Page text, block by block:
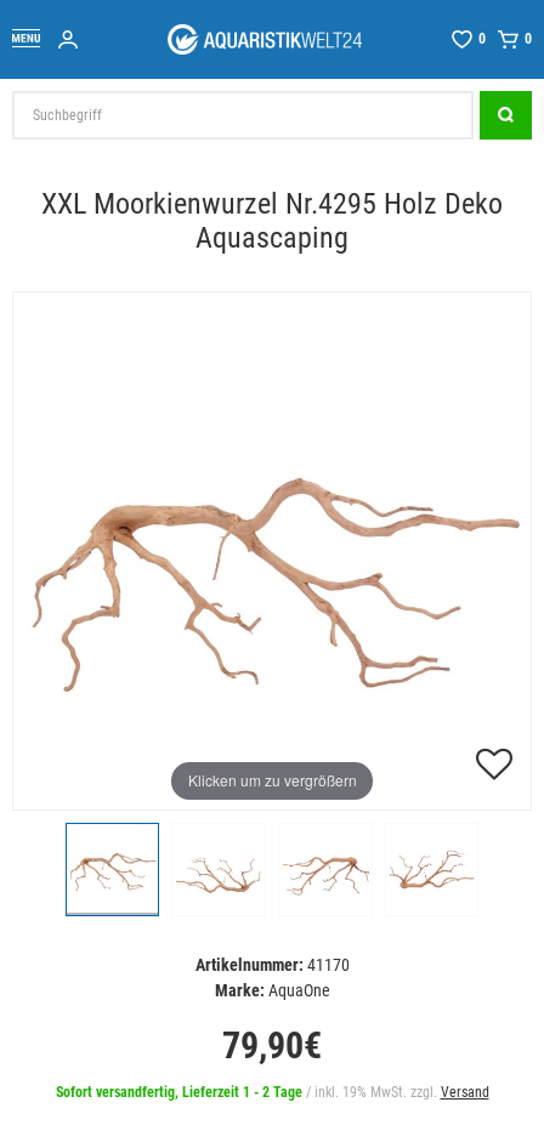
0 0
XXL Moorkienwurzel Nr.4295 Holz Deko
Aquascaping
Klicken um zu vergrößern
Artikelnummer: 41170
Marke: AquaOne
79,90€
Sofort versandfertig, Lieferzeit 1 - 2 Tage / inkl. 19% MwSt. zzgl. Versand